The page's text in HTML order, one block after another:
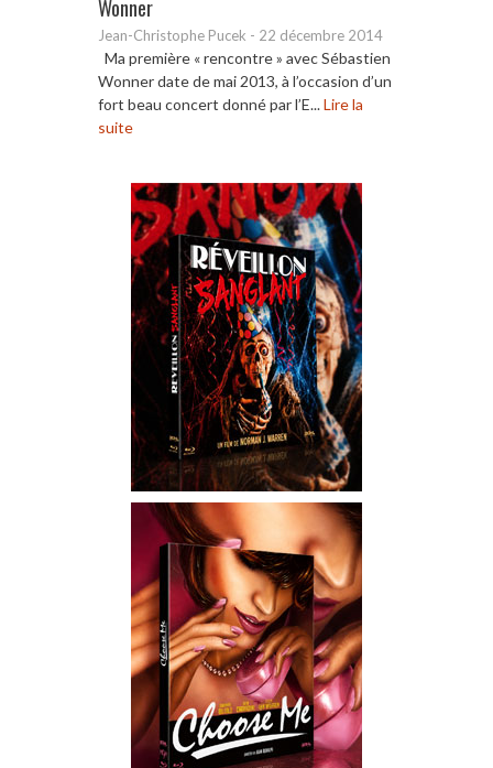
Wonner
Jean-Christophe Pucek - 22 décembre 2014
Ma première « rencontre » avec Sébastien
Wonner date de mai 2013, à l’occasion d’un
fort beau concert donné par l’E...Lire la
suite